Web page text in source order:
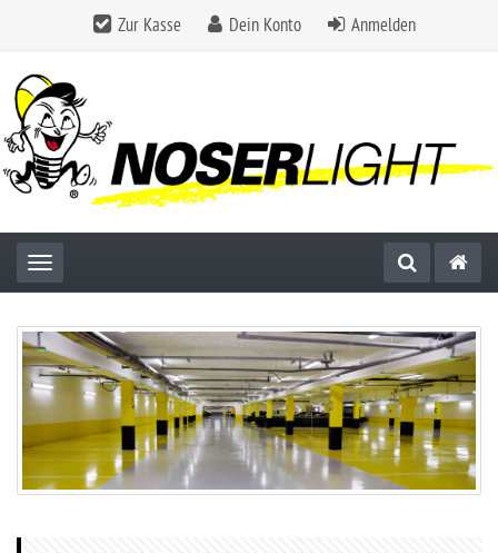
Zur Kasse Dein Konto Anmelden
Toggle navigation